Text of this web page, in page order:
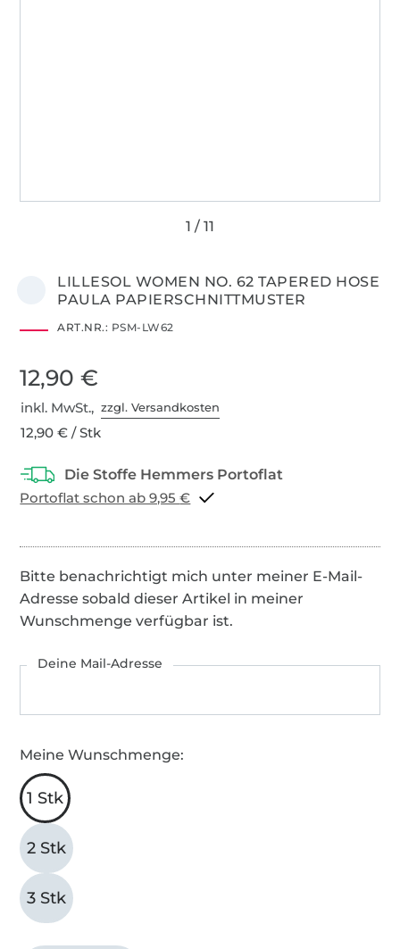
LILLESOL WOMEN NO. 62 TAPERED HOSE
PAULA PAPIERSCHNITTMUSTER
ART.NR.: PSM-LW62
12,90 €
inkl. MwSt.,zzgl. Versandkosten
12,90 € / Stk
Portoflat schon ab 9,95 €
Bitte benachrichtigt mich unter meiner E-Mail-
Adresse sobald dieser Artikel in meiner
Wunschmenge verfügbar ist.
Deine Mail-Adresse
Meine Wunschmenge:
1 Stk
2 Stk
3 Stk